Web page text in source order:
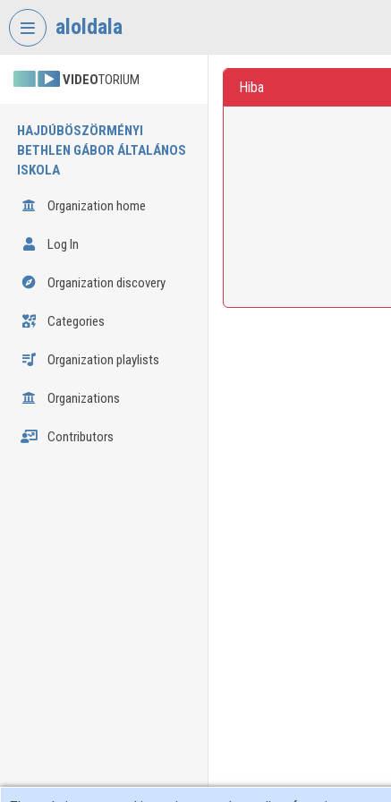
Skip header
aloldala
VIDEOTORIUM
HAJDÚBÖSZÖRMÉNYI
BETHLEN GÁBOR ÁLTALÁNOS
ISKOLA
Organization home
Log In
Organization discovery
Categories
Organization playlists
Organizations
Contributors
Hiba